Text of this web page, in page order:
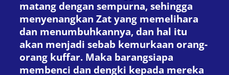
matang dengan sempurna, sehingga
menyenangkan Zat yang memelihara
dan menumbuhkannya, dan hal itu
akan menjadi sebab kemurkaan orang-
orang kuffar. Maka barangsiapa
membenci dan dengki kepada mereka